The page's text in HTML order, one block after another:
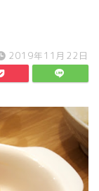
2019年11月22日